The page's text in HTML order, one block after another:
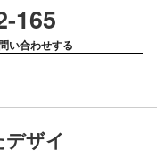
165
い合わせする
ザイ